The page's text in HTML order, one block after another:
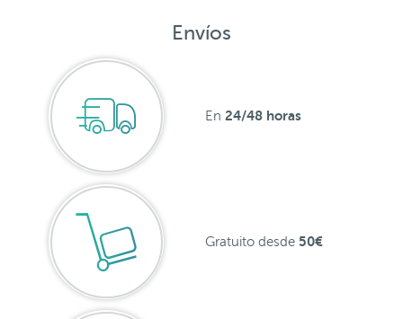
Envíos
En 24/48 horas
Gratuito desde 50€